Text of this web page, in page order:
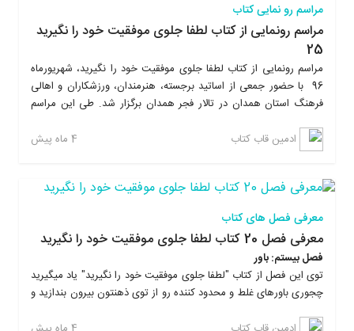
دیگه، خیلی ساده و روان نوشته شده و در پایان هر فصل تمرینات عملی
داره که این تمرینات، ماندگاری مطالب رو در ذهن خواننده چندین برابر
بیشتر میکنه و باعث ایجاد روحیه عملگرایی میشه.
مراسم رو نمایی کتاب
مراسم رونمایی از کتاب لطفا جلوی موفقیت خود را نگیرید
25
مراسم رونمایی از کتاب لطفا جلوی موفقیت خود را نگیرید، شهریورماه
96 با حضور جمعی از اساتید برجسته، هنرمندان، ورزشکاران و اهالی
فرهنگ استان همدان در تالار فجر همدان برگزار شد. طی این مراسم
دستاندرکارانی که در مراحل شکل گیری این اثر همکاری کردند تقدیر
شد.
ادمین قاب کتاب 4 ماه پیش
معرفی فصل های کتاب
معرفی فصل 20 کتاب لطفا جلوی موفقیت خود را نگیرید
فصل بیستم: باور
توی این فصل از کتاب "لطفا جلوی موفقیت خود را نگیرید" یاد میگیرید
چجوری باورهای غلط و محدود کننده رو از توی ذهنتون بیرون بندازید و